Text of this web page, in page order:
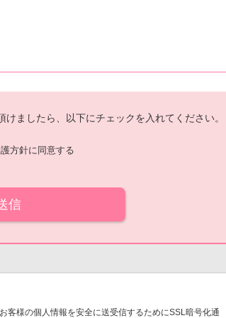
ましたら、以下にチェックを入れてください。
方針に同意する
客様の個人情報を安全に送受信するためにSSL暗号化通